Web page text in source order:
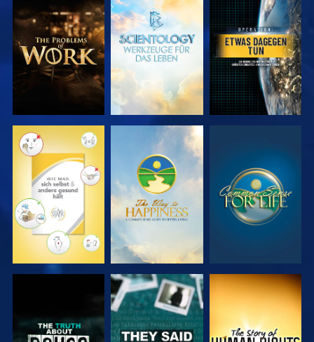
SERIE
ENTDECKEN
SERIE
ENTDECKEN
ANSEHEN
ANSEHEN ANSEHEN ANSEHEN
ANSEHEN ANSEHEN